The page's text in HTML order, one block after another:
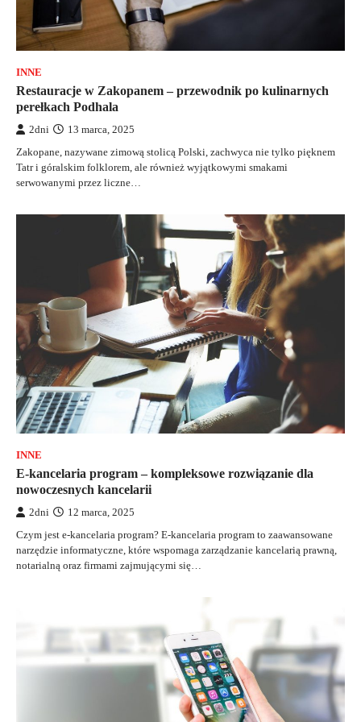
INNE
Restauracje w Zakopanem – przewodnik po kulinarnych
perełkach Podhala
2dni 13 marca, 2025
Zakopane, nazywane zimową stolicą Polski, zachwyca nie tylko pięknem
Tatr i góralskim folklorem, ale również wyjątkowymi smakami
serwowanymi przez liczne…
INNE
E-kancelaria program – kompleksowe rozwiązanie dla
nowoczesnych kancelarii
2dni 12 marca, 2025
Czym jest e-kancelaria program? E-kancelaria program to zaawansowane
narzędzie informatyczne, które wspomaga zarządzanie kancelarią prawną,
notarialną oraz firmami zajmującymi się…